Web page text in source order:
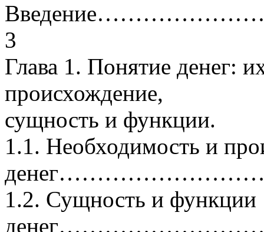
3
Глава 1. Понятие денег:
происхождение,
сущность и функции.
1.1. Необходимость и
1.2. Сущность и функции